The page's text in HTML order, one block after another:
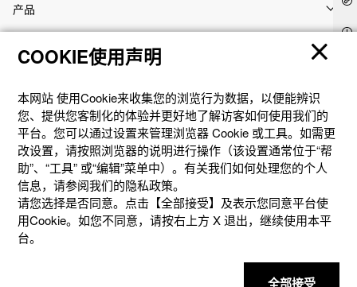
产品
客户支持
资讯
社交媒体
© 2025 卡西欧（中国）贸易有限公司 CASIO(China) Co., Ltd
COOKIE使用声明
本网站 使⽤Cookie来收集您的浏览⾏为数据，以便能辨识
您、提供您客制化的体验并更好地了解访客如何使⽤我们的
平台。您可以通过设置来管理浏览器 Cookie 或⼯具。如需更
改设置，请按照浏览器的说明进⾏操作（该设置通常位于“帮
助”、“⼯具” 或“编辑”菜单中）。有关我们如何处理您的个⼈
信息，请参阅我们的隐私政策。
请您选择是否同意。点击【全部接受】及表示您同意平台使
用Cookie。如您不同意，请按右上⽅ X 退出，继续使⽤本平
台。
全部接受